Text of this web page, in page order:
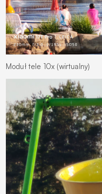
Moduł tele 10x (wirtualny)